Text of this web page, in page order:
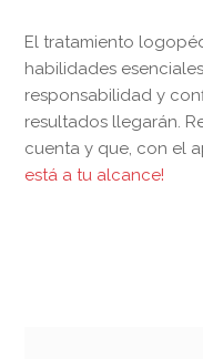
El tratamiento
habilidades
responsabilidad y
resultados llegarán.
cuenta y que, con el
está a tu alcance!